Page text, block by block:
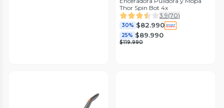
Thor Spin Bot 4x
3.9(70)
30% $82.990
25% $89.990
$119.990